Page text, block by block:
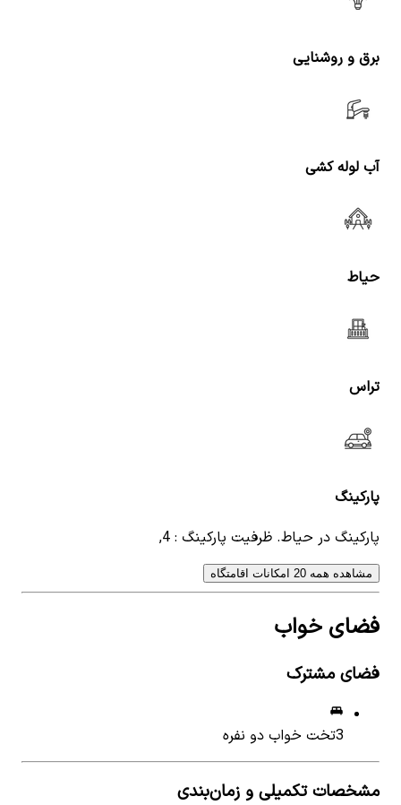
برق و روشنایی
آب لوله کشی
حیاط
تراس
پارکینگ
پارکینگ در حیاط. ظرفیت پارکینگ : 4,
مشاهده همه 20 امکانات اقامتگاه
فضای خواب
فضای مشترک
3تخت خواب دو نفره
مشخصات تکمیلی و زمان‌بندی